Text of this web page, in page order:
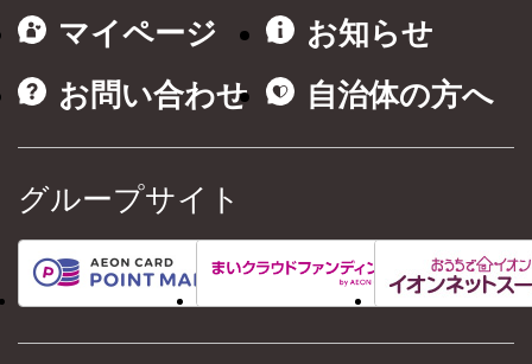
マイページ
お知らせ
お問い合わせ
自治体の方へ
グループサイト